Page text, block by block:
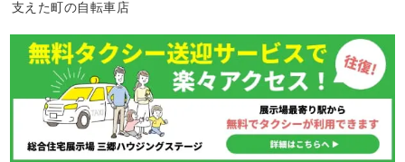
支えた町の自転車店